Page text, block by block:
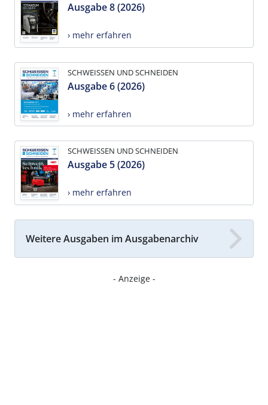
Ausgabe 8 (2026)
› mehr erfahren
SCHWEISSEN UND SCHNEIDEN
Ausgabe 6 (2026)
› mehr erfahren
SCHWEISSEN UND SCHNEIDEN
Ausgabe 5 (2026)
› mehr erfahren
Weitere Ausgaben im Ausgabenarchiv
- Anzeige -